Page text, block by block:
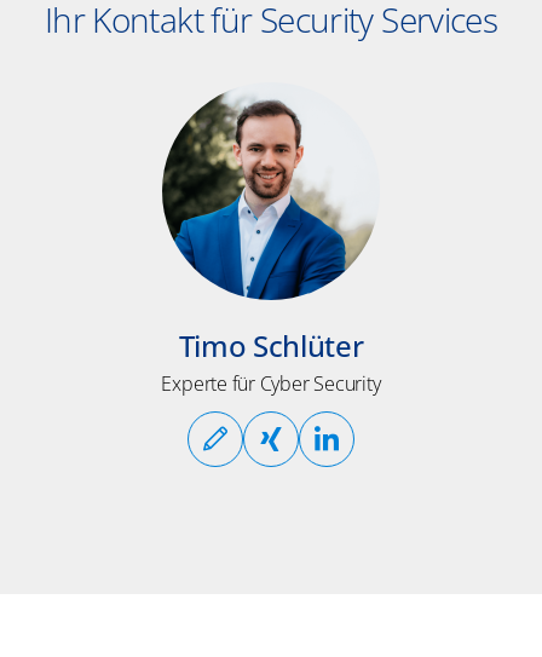
Ihr Kontakt für Security Services
Timo Schlüter
Experte für Cyber Security